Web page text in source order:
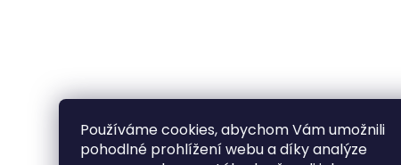
Používáme cookies, abychom Vám umožnili
pohodlné prohlížení webu a díky analýze